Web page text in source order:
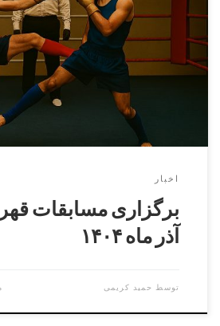
در سالن نیکو ماهدشت در تمامی رده های
۲۰ آذر هزینه خوابگاه بر عهده […]
اخبار
برگزاری مسابقات
آذر ماه ۱۴۰۴
توسط حمید کریمی